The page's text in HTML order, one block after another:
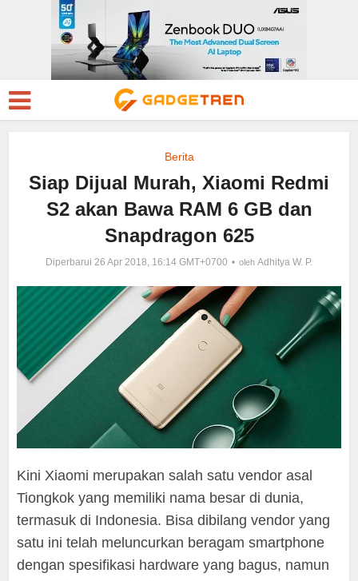
Berita
Siap Dijual Murah, Xiaomi Redmi
S2 akan Bawa RAM 6 GB dan
Snapdragon 625
Diperbarui 26 Apr 2018, 16:14 GMT+0700 oleh Adhitya W. P.
Kini Xiaomi merupakan salah satu vendor asal
Tiongkok yang memiliki nama besar di dunia,
termasuk di Indonesia. Bisa dibilang vendor yang
satu ini telah meluncurkan beragam smartphone
dengan spesifikasi hardware yang bagus, namun